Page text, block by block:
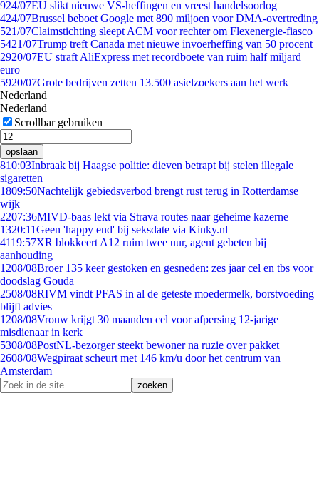
924/07EU slikt nieuwe VS-heffingen en vreest handelsoorlog
424/07Brussel beboet Google met 890 miljoen voor DMA-overtreding
521/07Claimstichting sleept ACM voor rechter om Flexenergie-fiasco
5421/07Trump treft Canada met nieuwe invoerheffing van 50 procent
2920/07EU straft AliExpress met recordboete van ruim half miljard
euro
5920/07Grote bedrijven zetten 13.500 asielzoekers aan het werk
Nederland
Nederland
Scrollbar gebruiken
opslaan
810:03Inbraak bij Haagse politie: dieven betrapt bij stelen illegale
sigaretten
1809:50Nachtelijk gebiedsverbod brengt rust terug in Rotterdamse
wijk
2207:36MIVD-baas lekt via Strava routes naar geheime kazerne
1320:11Geen 'happy end' bij seksdate via Kinky.nl
4119:57XR blokkeert A12 ruim twee uur, agent gebeten bij
aanhouding
1208/08Broer 135 keer gestoken en gesneden: zes jaar cel en tbs voor
doodslag Gouda
2508/08RIVM vindt PFAS in al de geteste moedermelk, borstvoeding
blijft advies
1208/08Vrouw krijgt 30 maanden cel voor afpersing 12-jarige
misdienaar in kerk
5308/08PostNL-bezorger steekt bewoner na ruzie over pakket
2608/08Wegpiraat scheurt met 146 km/u door het centrum van
Amsterdam